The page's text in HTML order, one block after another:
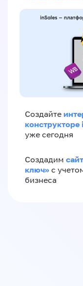
Создайте
конструкторе
уже сегодня
Создадим
ключ» с
бизнеса